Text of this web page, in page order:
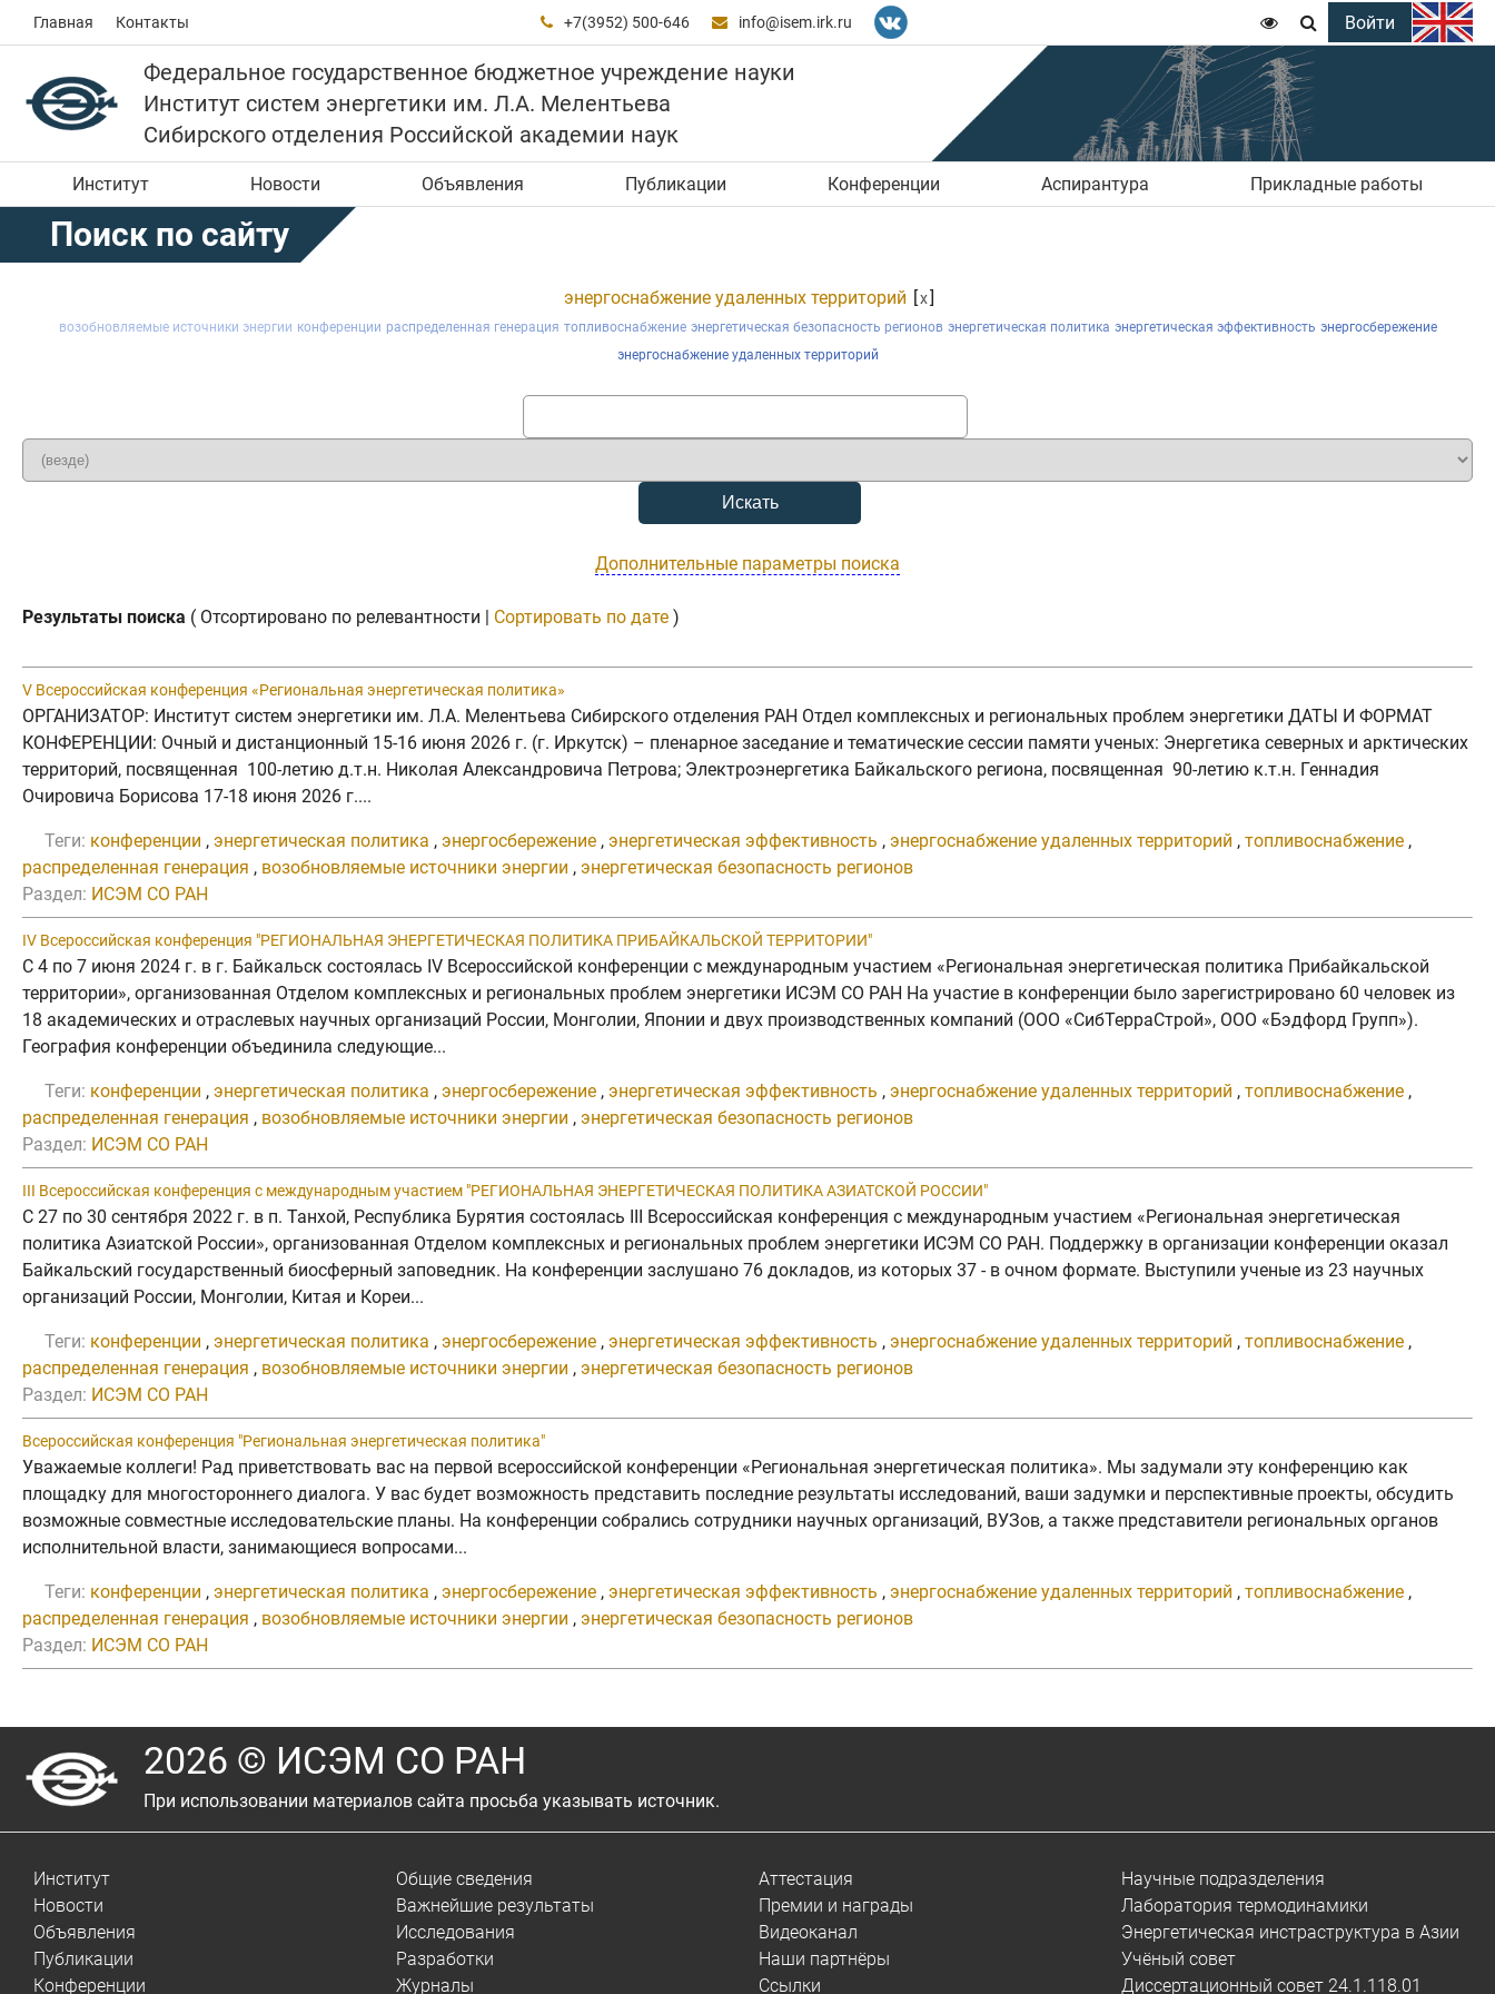
Главная Контакты  +7(3952) 500-646  info@isem.irk.ru   Войти
Федеральное государственное бюджетное учреждение науки
Институт систем энергетики им. Л.А. Мелентьева
Сибирского отделения Российской академии наук
Институт Новости Объявления Публикации Конференции Аспирантура Прикладные работы
Поиск по сайту
энергоснабжение удаленных территорий [x]
возобновляемые источники энергии конференции распределенная генерация топливоснабжение энергетическая безопасность регионов энергетическая политика энергетическая эффективность энергосбережение
энергоснабжение удаленных территорий
Дополнительные параметры поиска
Результаты поиска ( Отсортировано по релевантности | Сортировать по дате )
V Всероссийская конференция «Региональная энергетическая политика»
ОРГАНИЗАТОР: Институт систем энергетики им. Л.А. Мелентьева Сибирского отделения РАН Отдел комплексных и региональных проблем энергетики ДАТЫ И ФОРМАТ
КОНФЕРЕНЦИИ: Очный и дистанционный 15-16 июня 2026 г. (г. Иркутск) – пленарное заседание и тематические сессии памяти ученых: Энергетика северных и арктических
территорий, посвященная 100-летию д.т.н. Николая Александровича Петрова; Электроэнергетика Байкальского региона, посвященная 90-летию к.т.н. Геннадия
Очировича Борисова 17-18 июня 2026 г....
Теги: конференции , энергетическая политика , энергосбережение , энергетическая эффективность , энергоснабжение удаленных территорий , топливоснабжение ,
распределенная генерация , возобновляемые источники энергии , энергетическая безопасность регионов
Раздел: ИСЭМ СО РАН
IV Всероссийская конференция "РЕГИОНАЛЬНАЯ ЭНЕРГЕТИЧЕСКАЯ ПОЛИТИКА ПРИБАЙКАЛЬСКОЙ ТЕРРИТОРИИ"
С 4 по 7 июня 2024 г. в г. Байкальск состоялась IV Всероссийской конференции с международным участием «Региональная энергетическая политика Прибайкальской
территории», организованная Отделом комплексных и региональных проблем энергетики ИСЭМ СО РАН На участие в конференции было зарегистрировано 60 человек из
18 академических и отраслевых научных организаций России, Монголии, Японии и двух производственных компаний (ООО «СибТерраСтрой», ООО «Бэдфорд Групп»).
География конференции объединила следующие...
Теги: конференции , энергетическая политика , энергосбережение , энергетическая эффективность , энергоснабжение удаленных территорий , топливоснабжение ,
распределенная генерация , возобновляемые источники энергии , энергетическая безопасность регионов
Раздел: ИСЭМ СО РАН
III Всероссийская конференция с международным участием "РЕГИОНАЛЬНАЯ ЭНЕРГЕТИЧЕСКАЯ ПОЛИТИКА АЗИАТСКОЙ РОССИИ"
С 27 по 30 сентября 2022 г. в п. Танхой, Республика Бурятия состоялась III Всероссийская конференция с международным участием «Региональная энергетическая
политика Азиатской России», организованная Отделом комплексных и региональных проблем энергетики ИСЭМ СО РАН. Поддержку в организации конференции оказал
Байкальский государственный биосферный заповедник. На конференции заслушано 76 докладов, из которых 37 - в очном формате. Выступили ученые из 23 научных
организаций России, Монголии, Китая и Кореи...
Теги: конференции , энергетическая политика , энергосбережение , энергетическая эффективность , энергоснабжение удаленных территорий , топливоснабжение ,
распределенная генерация , возобновляемые источники энергии , энергетическая безопасность регионов
Раздел: ИСЭМ СО РАН
Всероссийская конференция "Региональная энергетическая политика"
Уважаемые коллеги! Рад приветствовать вас на первой всероссийской конференции «Региональная энергетическая политика». Мы задумали эту конференцию как
площадку для многостороннего диалога. У вас будет возможность представить последние результаты исследований, ваши задумки и перспективные проекты, обсудить
возможные совместные исследовательские планы. На конференции собрались сотрудники научных организаций, ВУЗов, а также представители региональных органов
исполнительной власти, занимающиеся вопросами...
Теги: конференции , энергетическая политика , энергосбережение , энергетическая эффективность , энергоснабжение удаленных территорий , топливоснабжение ,
распределенная генерация , возобновляемые источники энергии , энергетическая безопасность регионов
Раздел: ИСЭМ СО РАН
2026 © ИСЭМ СО РАН
При использовании материалов сайта просьба указывать источник.
Институт
Новости
Объявления
Публикации
Конференции
Общие сведения
Важнейшие результаты
Исследования
Разработки
Журналы
Аттестация
Премии и награды
Видеоканал
Наши партнёры
Ссылки
Научные подразделения
Лаборатория термодинамики
Энергетическая инстраструктура в Азии
Учёный совет
Диссертационный совет 24.1.118.01